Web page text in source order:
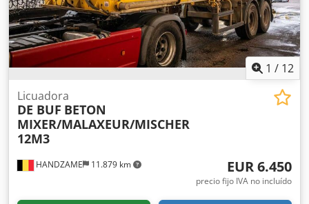
1 / 12
HANDZAME 11.879 km
Licuadora
DE BUF BETON
MIXER/MALAXEUR/MISCHER
12M3
EUR 6.450
precio fijo IVA no incluído